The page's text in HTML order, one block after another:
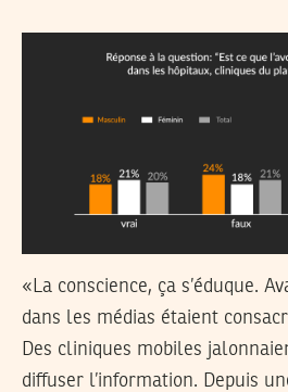
«La conscience, ça s’éduque.
dans les médias étaient
Des cliniques mobiles
diffuser l’information. Depuis